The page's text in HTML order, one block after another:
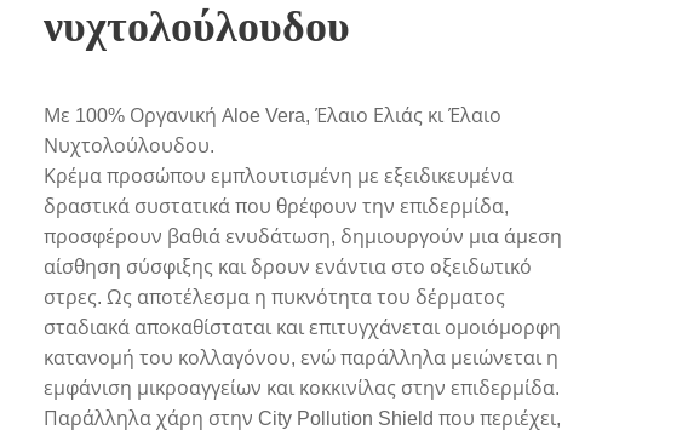
νυχτολούλουδου
Με 100% Οργανική Αloe Vera, Έλαιο Ελιάς κι Έλαιο
Νυχτολούλουδου.
Κρέμα προσώπου εμπλουτισμένη με εξειδικευμένα
δραστικά συστατικά που θρέφουν την επιδερμίδα,
προσφέρουν βαθιά ενυδάτωση, δημιουργούν μια άμεση
αίσθηση σύσφιξης και δρουν ενάντια στο οξειδωτικό
στρες. Ως αποτέλεσμα η πυκνότητα του δέρματος
σταδιακά αποκαθίσταται και επιτυγχάνεται ομοιόμορφη
κατανομή του κολλαγόνου, ενώ παράλληλα μειώνεται η
εμφάνιση μικροαγγείων και κοκκινίλας στην επιδερμίδα.
Παράλληλα χάρη στην City Pollution Shield που περιέχει,